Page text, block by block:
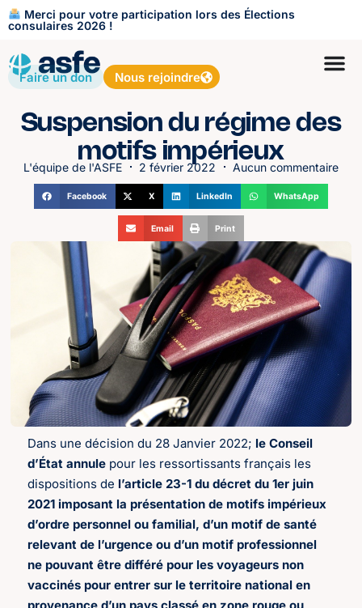
Merci pour votre participation lors des Élections
consulaires 2026 !
Faire un don Nous rejoindre
Suspension du régime des
motifs impérieux
L'équipe de l'ASFE 2 février 2022 Aucun commentaire
Facebook X LinkedIn WhatsApp
Email Print
Dans une décision du 28 Janvier 2022; le Conseil
d’État annule pour les ressortissants français les
dispositions de l’article 23-1 du décret du 1er juin
2021 imposant la présentation de motifs impérieux
d’ordre personnel ou familial, d’un motif de santé
relevant de l’urgence ou d’un motif professionnel
ne pouvant être différé pour les voyageurs non
vaccinés pour entrer sur le territoire national en